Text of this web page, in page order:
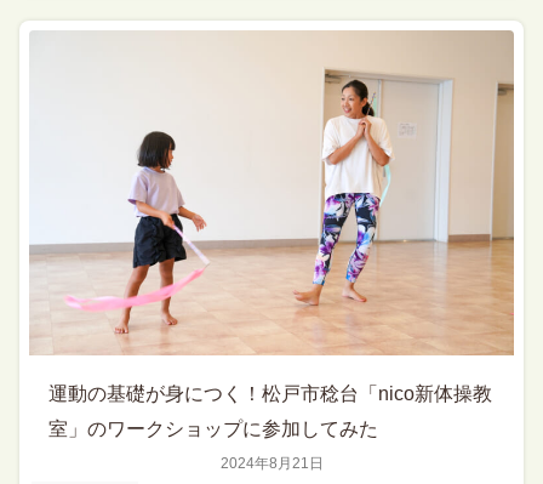
2024年8月21日
運動の基礎が身につく！松戸市稔台「nico新体操教
室」のワークショップに参加してみた